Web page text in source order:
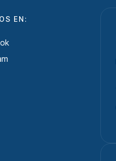
EN: